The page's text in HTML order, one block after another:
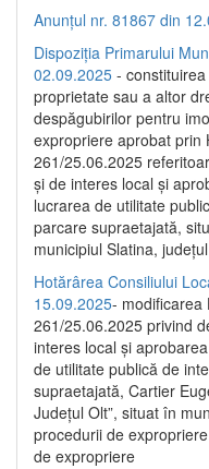
Anunțul nr. 81867 din
Dispoziția Primarului
02.09.2025 -
proprietate sau a altor
despăgubirilor pentru
expropriere aprobat prin
261/25.06.2025
și de interes local și
lucrarea de utilitate
parcare supraetajată,
municipiul Slatina,
Hotărârea Consiliului
15.09.2025- modificarea
261/25.06.2025 privind
interes local și
de utilitate publică de
supraetajată, Cartier
Județul Olt”, situat în
procedurii de
de expropriere